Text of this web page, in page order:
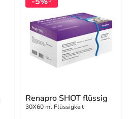
Renapro SHOT flüssig
30X60 ml Flüssigkeit